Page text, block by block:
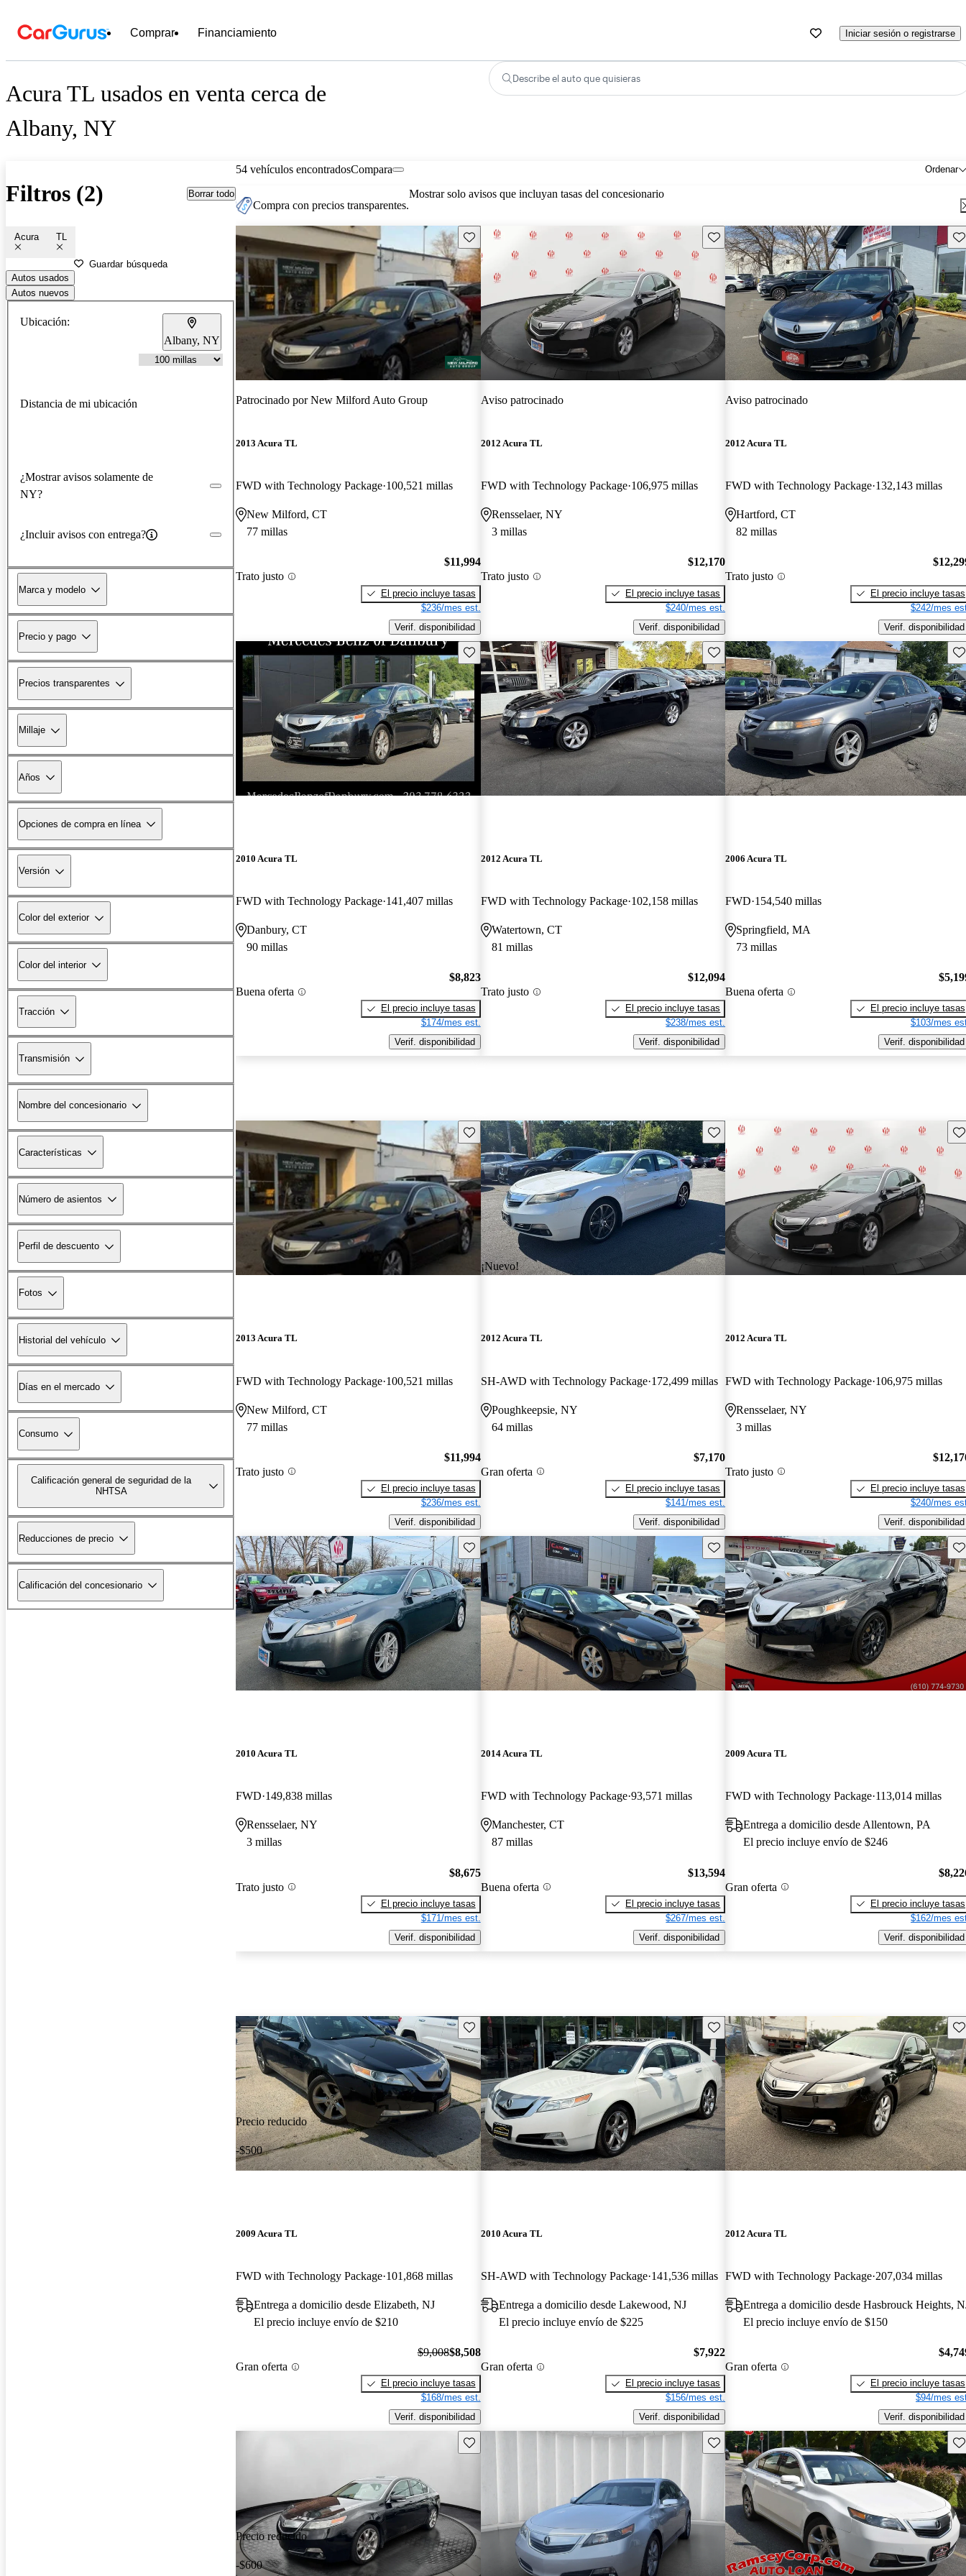
Comprar Financiamiento Iniciar sesión o registrarse
Acura TL usados en venta cerca de
Albany, NY
Describe el auto que quisieras
Filtros (2) Borrar todo
Acura TL
Guardar búsqueda
Autos usados
Autos nuevos
Ubicación:
Albany, NY
Distancia de mi ubicación
¿Mostrar avisos solamente de
NY?
¿Incluir avisos con entrega?
Marca y modelo
Precio y pago
Precios transparentes
Millaje
Años
Opciones de compra en línea
Versión
Color del exterior
Color del interior
Tracción
Transmisión
Nombre del concesionario
Características
Número de asientos
Perfil de descuento
Fotos
Historial del vehículo
Días en el mercado
Consumo
Calificación general de seguridad de la
NHTSA
Reducciones de precio
Calificación del concesionario
54 vehículos encontrados Ordenar
Compara
Compra con precios transparentes.
Mostrar solo avisos que incluyan tasas del concesionario
Guarda este Aviso
Patrocinado porNew Milford Auto Group
2013 Acura TL
FWD with Technology Package 100,521 millas
New Milford, CT
77 millas
Trato justo
$11,994
El precio incluye tasas
$236/mes est.
Verif. disponibilidad
Guarda este Aviso
Aviso patrocinado
2012 Acura TL
FWD with Technology Package 106,975 millas
Rensselaer, NY
3 millas
Trato justo
$12,170
El precio incluye tasas
$240/mes est.
Verif. disponibilidad
Aviso patrocinado
2012 Acura TL
FWD with Technology Package 132,143 millas
Hartford, CT
82 millas
Trato justo
El precio incluye tasas
$242/mes
Verif. disponibilidad
Guarda este Aviso
2010 Acura TL
FWD with Technology Package 141,407 millas
Danbury, CT
90 millas
Buena oferta
$8,823
El precio incluye tasas
$174/mes est.
Verif. disponibilidad
Guarda este Aviso
2012 Acura TL
FWD with Technology Package 102,158 millas
Watertown, CT
81 millas
Trato justo
$12,094
El precio incluye tasas
$238/mes est.
Verif. disponibilidad
2006 Acura TL
FWD 154,540 millas
Springfield, MA
73 millas
Buena oferta
El precio incluye tasas
$103/mes
Verif. disponibilidad
Guarda este Aviso
2013 Acura TL
FWD with Technology Package 100,521 millas
New Milford, CT
77 millas
Trato justo
$11,994
El precio incluye tasas
$236/mes est.
Verif. disponibilidad
¡Nuevo!
Guarda este Aviso
2012 Acura TL
SH-AWD with Technology Package 172,499 millas
Poughkeepsie, NY
64 millas
Gran oferta
$7,170
El precio incluye tasas
$141/mes est.
Verif. disponibilidad
2012 Acura TL
FWD with Technology Package 106,975 millas
Rensselaer, NY
3 millas
Trato justo
El precio incluye tasas
$240/mes
Verif. disponibilidad
Guarda este Aviso
2010 Acura TL
FWD 149,838 millas
Rensselaer, NY
3 millas
Trato justo
$8,675
El precio incluye tasas
$171/mes est.
Verif. disponibilidad
Guarda este Aviso
2014 Acura TL
FWD with Technology Package 93,571 millas
Manchester, CT
87 millas
Buena oferta
$13,594
El precio incluye tasas
$267/mes est.
Verif. disponibilidad
2009 Acura TL
FWD with Technology Package 113,014 millas
Entrega a domicilio desde Allentown, PA
El precio incluye envío de $246
Gran oferta
El precio incluye tasas
$162/mes
Verif. disponibilidad
Precio reducido
-$500
Guarda este Aviso
2009 Acura TL
FWD with Technology Package 101,868 millas
Entrega a domicilio desde Elizabeth, NJ
El precio incluye envío de $210
Gran oferta
$9,008$8,508
El precio incluye tasas
$168/mes est.
Verif. disponibilidad
Guarda este Aviso
2010 Acura TL
SH-AWD with Technology Package 141,536 millas
Entrega a domicilio desde Lakewood, NJ
El precio incluye envío de $225
Gran oferta
$7,922
El precio incluye tasas
$156/mes est.
Verif. disponibilidad
2012 Acura TL
FWD with Technology Package 207,034 millas
Entrega a domicilio desde Hasbrouck Heights,
El precio incluye envío de $150
Gran oferta
El precio incluye tasas
$94/mes
Verif. disponibilidad
Precio reducido
-$600
Guarda este Aviso Guarda este Aviso